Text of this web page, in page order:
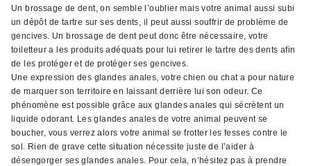
Un brossage de dent, on semble l’oublier mais votre animal aussi subi
un dépôt de tartre sur ses dents, il peut aussi souffrir de problème de
gencives. Un brossage de dent peut donc être nécessaire, votre
toiletteur a les produits adéquats pour lui retirer le tartre des dents afin
de les protéger et de protéger ses gencives.
Une expression des glandes anales, votre chien ou chat a pour nature
de marquer son territoire en laissant derrière lui son odeur. Ce
phénomène est possible grâce aux glandes anales qui sécrètent un
liquide odorant. Les glandes anales de votre animal peuvent se
boucher, vous verrez alors votre animal se frotter les fesses contre le
sol. Rien de grave cette situation nécessite juste de l’aider à
désengorger ses glandes anales. Pour cela, n’hésitez pas à prendre